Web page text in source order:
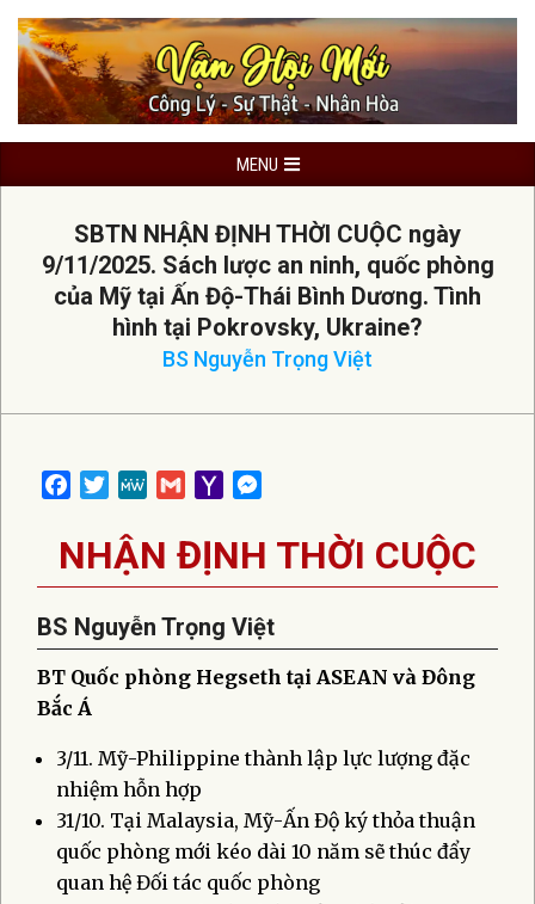
Skip
content
Navigation
MENU
SBTN NHẬN ĐỊNH THỜI CUỘC ngày
9/11/2025. Sách lược an ninh, quốc phòng
của Mỹ tại Ấn Độ-Thái Bình Dương. Tình
hình tại Pokrovsky, Ukraine?
BS Nguyễn Trọng Việt
Facebook
TwitterMeWeGmailYahoo
NHẬN ĐỊNH THỜI CUỘC
BS Nguyễn Trọng Việt
BT Quốc phòng Hegseth tại ASEAN và Đông
Bắc Á
3/11. Mỹ-Philippine thành lập lực lượng đặc
nhiệm hỗn hợp
31/10. Tại Malaysia, Mỹ-Ấn Độ ký thỏa thuận
quốc phòng mới kéo dài 10 năm sẽ thúc đẩy
quan hệ Đối tác quốc phòng